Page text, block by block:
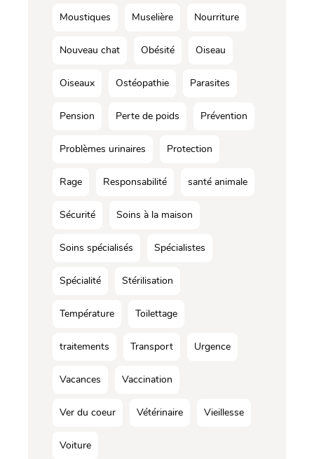
Moustiques Muselière Nourriture
Nouveau chat Obésité Oiseau
Oiseaux Ostéopathie Parasites
Pension Perte de poids Prévention
Problèmes urinaires Protection
Rage Responsabilité santé animale
Sécurité Soins à la maison
Soins spécialisés Spécialistes
Spécialité Stérilisation
Température Toilettage
traitements Transport Urgence
Vacances Vaccination
Ver du coeur Vétérinaire Vieillesse
Voiture